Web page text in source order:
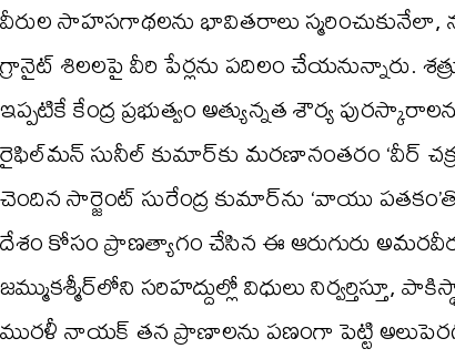
వీరుల సాహసగాథలను భావితరాలు స్మరించుకునేలా,
గ్రానైట్ శిలలపై వీరి పేర్లను పదిలం చేయనున్నారు.
ఇప్పటికే కేంద్ర ప్రభుత్వం అత్యున్నత శౌర్య
రైఫిల్‌మన్ సునీల్ కుమార్‌కు మరణానంతరం ‘వీర్
చెందిన సార్జెంట్ సురేంద్ర కుమార్‌ను ‘వాయు
దేశం కోసం ప్రాణత్యాగం చేసిన ఈ ఆరుగురు
జమ్ముకశ్మీర్‌లోని సరిహద్దుల్లో విధులు నిర్వర్తిస్తూ,
మురళీ నాయక్ తన ప్రాణాలను పణంగా పెట్టి